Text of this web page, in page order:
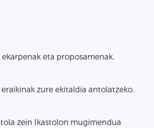
eta proposamenak.
zure ekitaldia antolatzeko.
zein Ikastolon mugimendua